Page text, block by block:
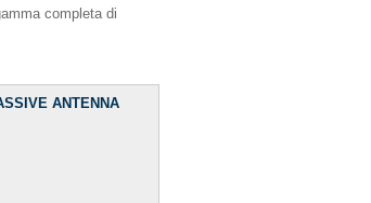
completa di
ANTENNA